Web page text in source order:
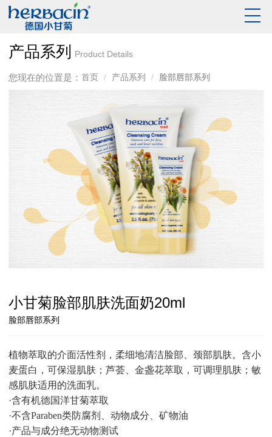
产品系列 Product Details
您现在的位置是：首页 产品系列 脸部唇部系列
小甘菊脸部肌肤洗面奶20ml
脸部唇部系列
植物萃取的介面活性剂，柔细地清洁脸部、颈部肌肤。含小
麦蛋白，可保湿肌肤；芦荟、金盏花萃取，可调理肌肤；敏
感肌肤适用的洗面乳。
·含有机德国洋甘菊萃取
·不含Paraben类防腐剂、动物成分、矿物油
·产品与成分绝无动物测试